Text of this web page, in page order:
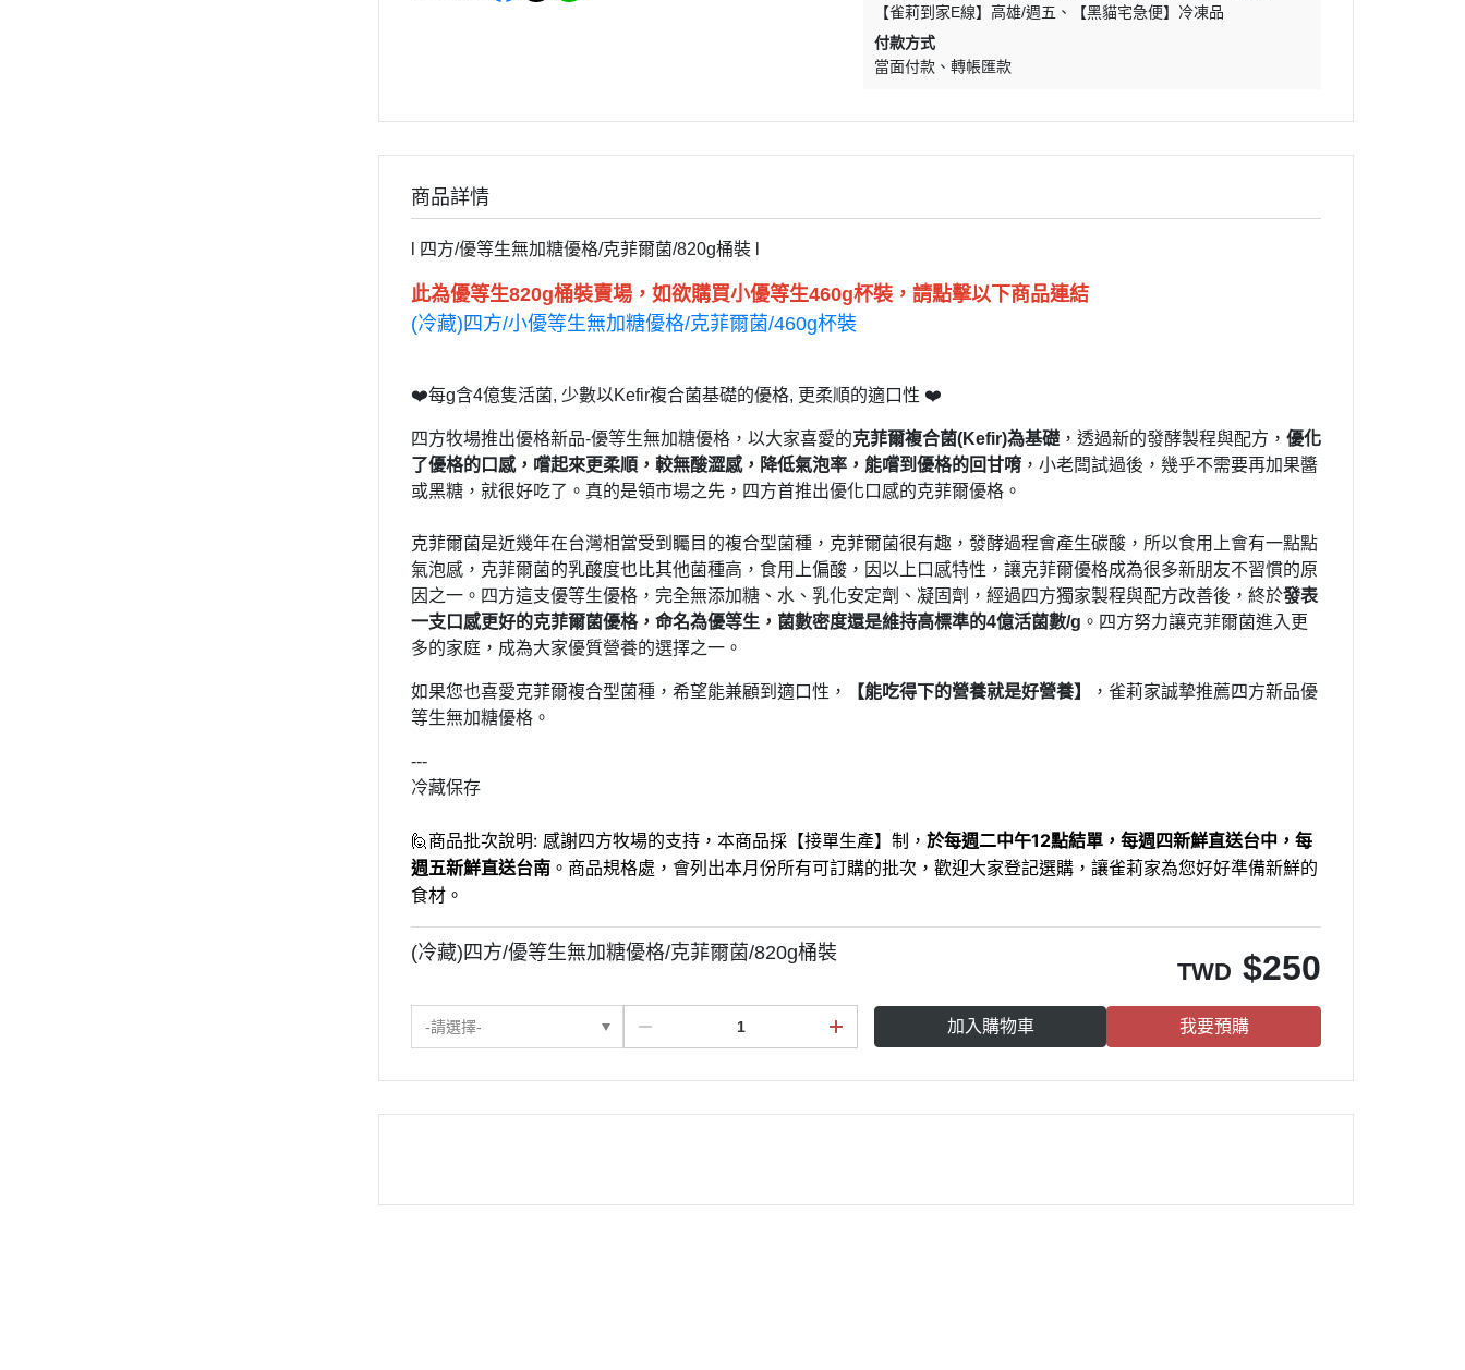
【雀莉到家E線】高雄/週五
【黑貓宅急便】冷凍品
付款方式
當面付款
轉帳匯款
商品詳情
l 四方/優等生無加糖優格/克菲爾菌/820g桶裝 l
此為優等生820g桶裝賣場，如欲購買小優等生460g杯裝，請點擊以下商品連結
(冷藏)四方/小優等生無加糖優格/克菲爾菌/460g杯裝
❤️每g含4億隻活菌, 少數以Kefir複合菌基礎的優格, 更柔順的適口性 ❤️
四方牧場推出優格新品-優等生無加糖優格，以大家喜愛的克菲爾複合菌(Kefir)為基礎 ，透過新的發酵製程與配方， 優化
了優格的口感，嚐起來更柔順，較無酸澀感，降低氣泡率，能嚐到優格的回甘唷 ，小老闆試過後，幾乎不需要再加果醬
或黑糖，就很好吃了。真的是領市場之先，四方首推出優化口感的克菲爾優格。
克菲爾菌是近幾年在台灣相當受到矚目的複合型菌種，克菲爾菌很有趣，發酵過程會產生碳酸，所以食用上會有一點點
氣泡感，克菲爾菌的乳酸度也比其他菌種高，食用上偏酸，因以上口感特性，讓克菲爾優格成為很多新朋友不習慣的原
因之一。四方這支優等生優格，完全無添加糖、水、乳化安定劑、凝固劑，經過四方獨家製程與配方改善後，終於發表
一支口感更好的克菲爾菌優格，命名為優等生，菌數密度還是維持高標準的4億活菌數/g 。四方努力讓克菲爾菌進入更
多的家庭，成為大家優質營養的選擇之一。
如果您也喜愛克菲爾複合型菌種，希望能兼顧到適口性， 【能吃得下的營養就是好營養】
，雀莉家誠摯推薦四方新品優
等生無加糖優格。
---
冷藏保存
🙋商品批次說明: 感謝四方牧場的支持，本商品採【接單生產】制， 於每週二中午12點結單，每週四新鮮直送台中，每
週五新鮮直送台南 。商品規格處，會列出本月份所有可訂購的批次，歡迎大家登記選購，讓雀莉家為您好好準備新鮮的
食材。
(冷藏)四方/優等生無加糖優格/克菲爾菌/820g桶裝
TWD $250
-請選擇- 加入購物車 我要預購